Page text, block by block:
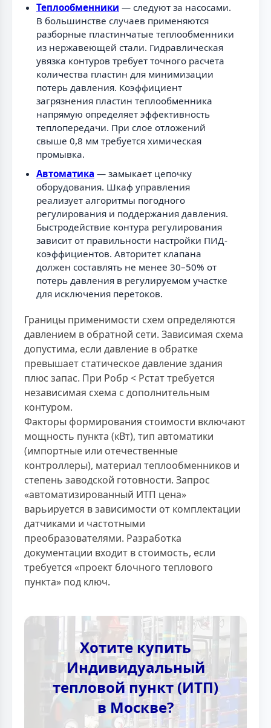
Теплообменники — следуют за насосами.
В большинстве случаев применяются
разборные пластинчатые теплообменники
из нержавеющей стали. Гидравлическая
увязка контуров требует точного расчета
количества пластин для минимизации
потерь давления. Коэффициент
загрязнения пластин теплообменника
напрямую определяет эффективность
теплопередачи. При слое отложений
свыше 0,8 мм требуется химическая
промывка.
Автоматика — замыкает цепочку
оборудования. Шкаф управления
реализует алгоритмы погодного
регулирования и поддержания давления.
Быстродействие контура регулирования
зависит от правильности настройки ПИД-
коэффициентов. Авторитет клапана
должен составлять не менее 30–50% от
потерь давления в регулируемом участке
для исключения перетоков.
Границы применимости схем определяются
давлением в обратной сети. Зависимая схема
допустима, если давление в обратке
превышает статическое давление здания
плюс запас. При Pобр < Pстат требуется
независимая схема с дополнительным
контуром.
Факторы формирования стоимости включают
мощность пункта (кВт), тип автоматики
(импортные или отечественные
контроллеры), материал теплообменников и
степень заводской готовности. Запрос
«автоматизированный ИТП цена»
варьируется в зависимости от комплектации
датчиками и частотными
преобразователями. Разработка
документации входит в стоимость, если
требуется «проект блочного теплового
пункта» под ключ.
Хотите купить
Индивидуальный
тепловой пункт (ИТП)
в Москве?